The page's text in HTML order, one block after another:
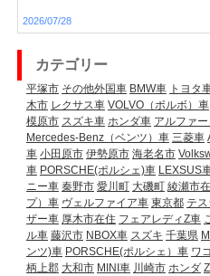
2026/07/28
カテゴリー
平塚市 その他外国車 BMW車 トヨタ
木市 レクサス車 VOLVO（ボルボ）車
模原市 スズキ車 ホンダ車 アルファ
Mercedes-Benz（ベンツ）車 三菱車
車 小田原市 伊勢原市 海老名市
車 PORSCHE(ポルシェ)車 LEXSUS
ニー車 秦野市 愛川町 大磯町 綾瀬市
プ）車 ヴェルファイア車 東京都 テ
ザー車 厚木市在住 フェアレディZ車
ル車 藤沢市 NBOX車 スズキ 千葉県
ンツ)車 PORSCHE(ポルシェ）車 ワ
柄上郡 大和市 MINI車 川崎市 ホンダ